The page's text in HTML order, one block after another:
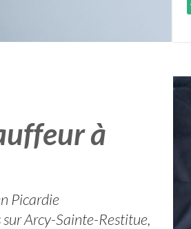
à
Picardie
Arcy-Sainte-Restitue,